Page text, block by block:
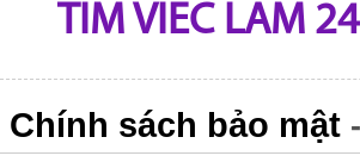
TIM VIEC LAM
Chính sách bảo mật -